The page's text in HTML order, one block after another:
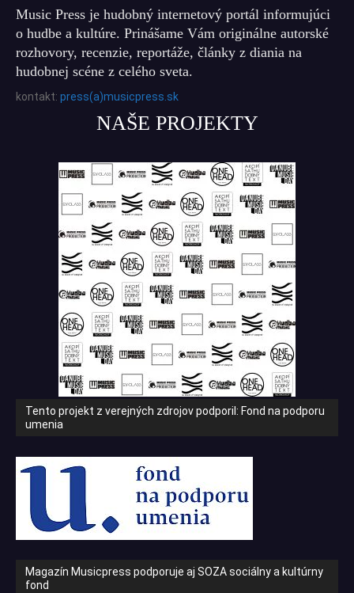
Music Press je hudobný internetový portál informujúci
o hudbe a kultúre. Prinášame Vám originálne autorské
rozhovory, recenzie, reportáže, články z diania na
hudobnej scéne z celého sveta.
kontakt: press(a)musicpress.sk
NAŠE PROJEKTY
Tento projekt z verejných zdrojov podporil: Fond na podporu
umenia
Magazín Musicpress podporuje aj SOZA sociálny a kultúrny
fond